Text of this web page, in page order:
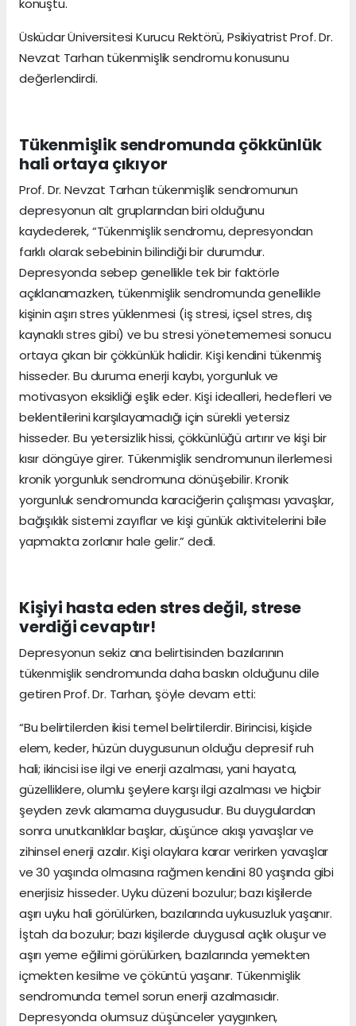
Üsküdar Üniversitesi Kurucu Rektörü, Psikiyatrist Prof. Dr.
Nevzat Tarhan tükenmişlik sendromu konusunu
değerlendirdi.
Tükenmişlik sendromunda çökkünlük
hali ortaya çıkıyor
Prof. Dr. Nevzat Tarhan tükenmişlik sendromunun
depresyonun alt gruplarından biri olduğunu
kaydederek, “Tükenmişlik sendromu, depresyondan
farklı olarak sebebinin bilindiği bir durumdur.
Depresyonda sebep genellikle tek bir faktörle
açıklanamazken, tükenmişlik sendromunda genellikle
kişinin aşırı stres yüklenmesi (iş stresi, içsel stres, dış
kaynaklı stres gibi) ve bu stresi yönetememesi sonucu
ortaya çıkan bir çökkünlük halidir. Kişi kendini tükenmiş
hisseder. Bu duruma enerji kaybı, yorgunluk ve
motivasyon eksikliği eşlik eder. Kişi idealleri, hedefleri ve
beklentilerini karşılayamadığı için sürekli yetersiz
hisseder. Bu yetersizlik hissi, çökkünlüğü artırır ve kişi bir
kısır döngüye girer. Tükenmişlik sendromunun ilerlemesi
kronik yorgunluk sendromuna dönüşebilir. Kronik
yorgunluk sendromunda karaciğerin çalışması yavaşlar,
bağışıklık sistemi zayıflar ve kişi günlük aktivitelerini bile
yapmakta zorlanır hale gelir.” dedi.
Kişiyi hasta eden stres değil, strese
verdiği cevaptır!
Depresyonun sekiz ana belirtisinden bazılarının
tükenmişlik sendromunda daha baskın olduğunu dile
getiren Prof. Dr. Tarhan, şöyle devam etti:
“Bu belirtilerden ikisi temel belirtilerdir. Birincisi, kişide
elem, keder, hüzün duygusunun olduğu depresif ruh
hali; ikincisi ise ilgi ve enerji azalması, yani hayata,
güzelliklere, olumlu şeylere karşı ilgi azalması ve hiçbir
şeyden zevk alamama duygusudur. Bu duygulardan
sonra unutkanlıklar başlar, düşünce akışı yavaşlar ve
zihinsel enerji azalır. Kişi olaylara karar verirken yavaşlar
ve 30 yaşında olmasına rağmen kendini 80 yaşında gibi
enerjisiz hisseder. Uyku düzeni bozulur; bazı kişilerde
aşırı uyku hali görülürken, bazılarında uykusuzluk yaşanır.
İştah da bozulur; bazı kişilerde duygusal açlık oluşur ve
aşırı yeme eğilimi görülürken, bazılarında yemekten
içmekten kesilme ve çöküntü yaşanır. Tükenmişlik
sendromunda temel sorun enerji azalmasıdır.
Depresyonda olumsuz düşünceler yaygınken,